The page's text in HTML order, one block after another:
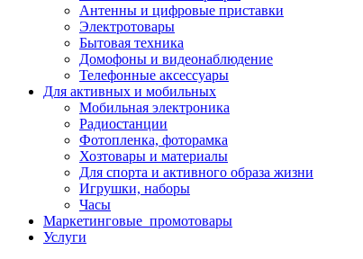
Антенны и цифровые приставки
Электротовары
Бытовая техника
Домофоны и видеонаблюдение
Телефонные аксессуары
Для активных и мобильных
Мобильная электроника
Радиостанции
Фотопленка, фоторамка
Хозтовары и материалы
Для спорта и активного образа жизни
Игрушки, наборы
Часы
Маркетинговые_промотовары
Услуги